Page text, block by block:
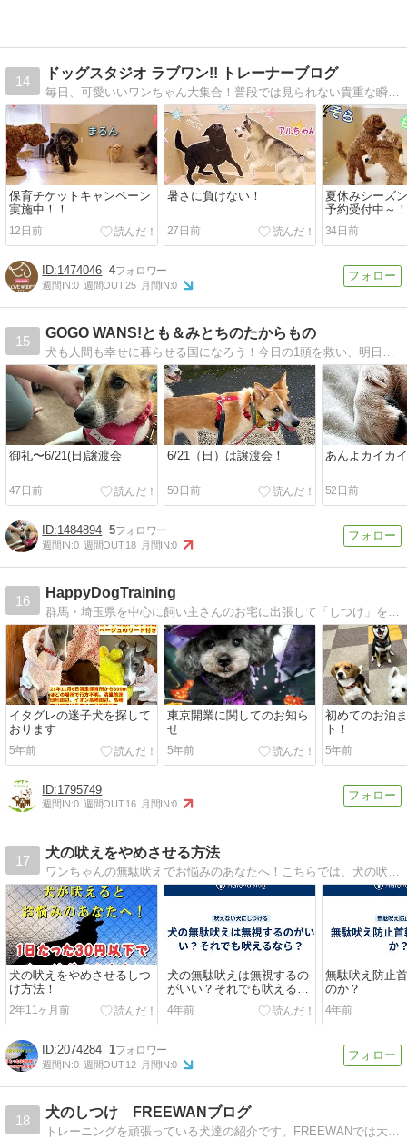
14
ドッグスタジオ ラブワン!! トレーナーブログ
毎日、可愛いいワンちゃん大集合！普段では見られない貴重な瞬間をご紹介しています。
保育チケットキャンペーン
実施中！！
12日前
暑さに負けない！
27日前
夏休みシーズ
予約受付中～！
34日前
1474046 4
週間IN:0 週間OUT:25 月間IN:0
15
GOGO WANS!とも＆みとちのたからもの
御礼〜6/21(日)譲渡会
47日前
6/21（日）は譲渡会！
50日前
あんよカイカイ
52日前
1484894 5
週間IN:0 週間OUT:18 月間IN:0
16
HappyDogTraining
イタグレの迷子犬を探して
おります
5年前
東京開業に関してのお知ら
せ
5年前
初めてのお泊
ト！
5年前
1795749
週間IN:0 週間OUT:16 月間IN:0
17
犬の吠えをやめさせる方法
犬の吠えをやめさせるしつ
け方法！
2年11ヶ月前
犬の無駄吠えは無視するの
がいい？それでも吠えるな
ら？
4年前
無駄吠え防止
のか？
4年前
2074284 1
週間IN:0 週間OUT:12 月間IN:0
18
犬のしつけ FREEWANブログ